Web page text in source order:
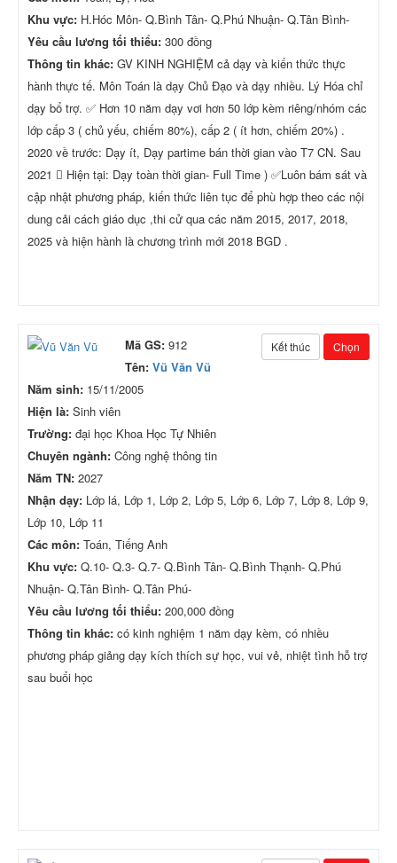
Khu vực: H.Hóc Môn- Q.Bình Tân- Q.Phú Nhuận- Q.Tân Bình-
Yêu cầu lương tối thiểu: 300 đồng
Thông tin khác: GV KINH NGHIỆM cả dạy và kiến thức thực
hành thực tế. Môn Toán là dạy Chủ Đạo và dạy nhiều. Lý Hóa chỉ
dạy bổ trợ. ✅ Hơn 10 năm dạy vơi hơn 50 lớp kèm riêng/nhóm các
lớp cấp 3 ( chủ yếu, chiếm 80%), cấp 2 ( ít hơn, chiếm 20%) .
2020 về trước: Dạy ít, Dạy partime bán thời gian vào T7 CN. Sau
2021  Hiện tại: Dạy toàn thời gian- Full Time ) ✅Luôn bám sát và
cập nhật phương pháp, kiến thức liên tục để phù hợp theo các nội
dung cải cách giáo dục ,thi cử qua các năm 2015, 2017, 2018,
2025 và hiện hành là chương trình mới 2018 BGD .
Kết thúc Chọn
Mã GS: 912
Tên: Vũ Văn Vũ
Năm sinh: 15/11/2005
Hiện là: Sinh viên
Trường: đại học Khoa Học Tự Nhiên
Chuyên ngành: Công nghệ thông tin
Năm TN: 2027
Nhận dạy: Lớp lá, Lớp 1, Lớp 2, Lớp 5, Lớp 6, Lớp 7, Lớp 8, Lớp 9,
Lớp 10, Lớp 11
Các môn: Toán, Tiếng Anh
Khu vực: Q.10- Q.3- Q.7- Q.Bình Tân- Q.Bình Thạnh- Q.Phú
Nhuận- Q.Tân Bình- Q.Tân Phú-
Yêu cầu lương tối thiểu: 200,000 đồng
Thông tin khác: có kinh nghiệm 1 năm dạy kèm, có nhiều
phương pháp giảng dạy kích thích sự học, vui vẻ, nhiệt tình hỗ trợ
sau buổi học